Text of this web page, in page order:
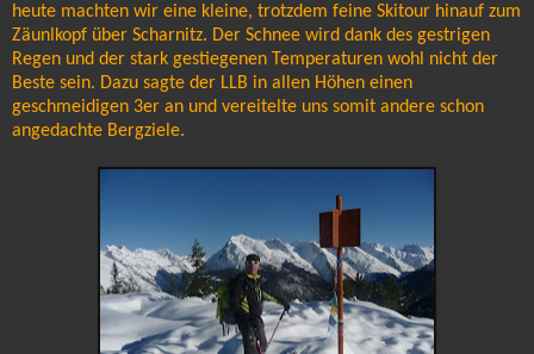
heute machten wir eine kleine, trotzdem feine Skitour hinauf zum
Zäunlkopf über Scharnitz. Der Schnee wird dank des gestrigen
Regen und der stark gestiegenen Temperaturen wohl nicht der
Beste sein. Dazu sagte der LLB in allen Höhen einen
geschmeidigen 3er an und vereitelte uns somit andere schon
angedachte Bergziele.